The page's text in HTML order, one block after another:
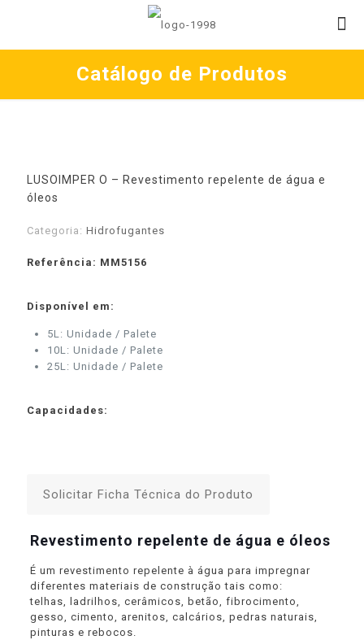
Catálogo de Produtos
LUSOIMPER O – Revestimento repelente de água e
óleos
Categoria: Hidrofugantes
Referência: MM5156
Disponível em:
5L: Unidade / Palete
10L: Unidade / Palete
25L: Unidade / Palete
Capacidades:
Solicitar Ficha Técnica do Produto
Revestimento repelente de água e óleos
É um revestimento repelente à água para impregnar
diferentes materiais de construção tais como:
telhas, ladrilhos, cerâmicos, betão, fibrocimento,
gesso, cimento, arenitos, calcários, pedras naturais,
pinturas e rebocos.